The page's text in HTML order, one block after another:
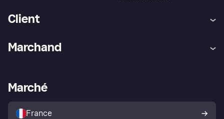
Client
Explorez les magasins
Politique de protection de
l’acheteur Klarna
Marchand
Portail Marchand
Marché
France